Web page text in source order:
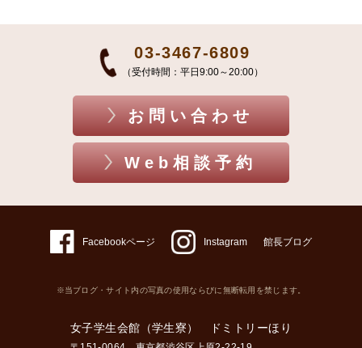
03-3467-6809
（受付時間：平日9:00～20:00）
お問い合わせ
Web相談予約
Facebookページ Instagram 館長ブログ
※当ブログ・サイト内の写真の使用ならびに無断転用を禁じます。
女子学生会館（学生寮） ドミトリーほり